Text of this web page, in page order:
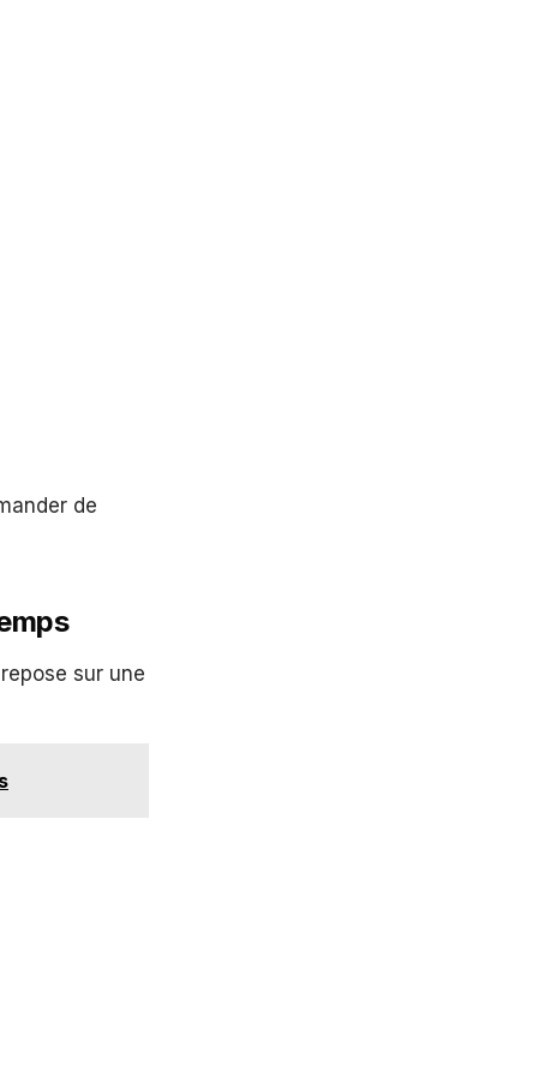
de
sur une